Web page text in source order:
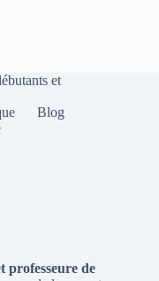
et
Blog
professeure de